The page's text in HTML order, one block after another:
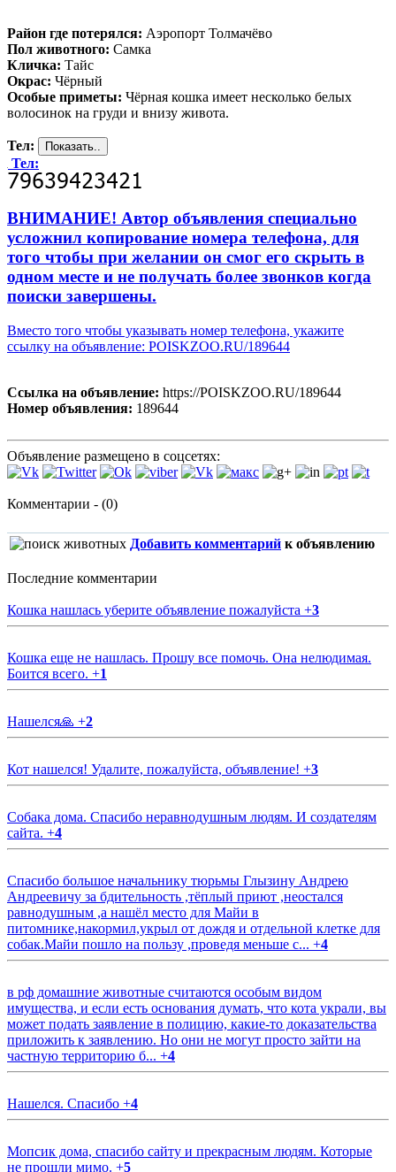
Район где потерялся: Аэропорт Толмачёво
Пол животного: Самка
Кличка: Тайс
Окрас: Чёрный
Особые приметы: Чёрная кошка имеет несколько белых
волосинок на груди и внизу живота.
Тел:
Тел:
ВНИМАНИЕ! Автор объявления специально
усложнил копирование номера телефона, для
того чтобы при желании он смог его скрыть в
одном месте и не получать более звонков когда
поиски завершены.
Вместо того чтобы указывать номер телефона, укажите
ссылку на объявление: POISKZOO.RU/189644
Ссылка на объявление: https://POISKZOO.RU/189644
Номер объявления: 189644
Объявление размещено в соцсетях:
Комментарии - (0)
Добавить комментарий к объявлению
Последние комментарии
Кошка нашлась уберите объявление пожалуйста +3
Кошка еще не нашлась. Прошу все помочь. Она нелюдимая.
Боится всего. +1
Нашелся🙏 +2
Кот нашелся! Удалите, пожалуйста, объявление! +3
Собака дома. Спасибо неравнодушным людям. И создателям
сайта. +4
Спасибо большое начальнику тюрьмы Глызину Андрею
Андреевичу за бдительность ,тёплый приют ,неостался
равнодушным ,а нашёл место для Майи в
питомнике,накормил,укрыл от дождя и отдельной клетке для
собак.Майи пошло на пользу ,проведя меньше с... +4
в рф домашние животные считаются особым видом
имущества, и если есть основания думать, что кота украли, вы
может подать заявление в полицию, какие-то доказательства
приложить к заявлению. Но они не могут просто зайти на
частную территорию б... +4
Нашелся. Спасибо +4
Мопсик дома, спасибо сайту и прекрасным людям. Которые
не прошли мимо. +5